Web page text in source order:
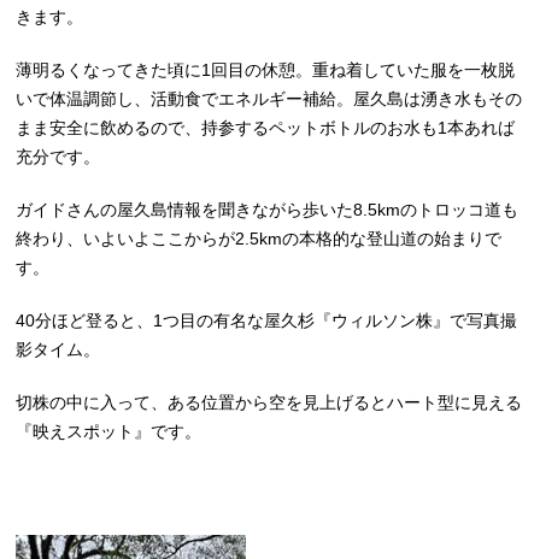
きます。
薄明るくなってきた頃に1回目の休憩。重ね着していた服を一枚脱
いで体温調節し、活動食でエネルギー補給。屋久島は湧き水もその
まま安全に飲めるので、持参するペットボトルのお水も1本あれば
充分です。
ガイドさんの屋久島情報を聞きながら歩いた8.5kmのトロッコ道も
終わり、いよいよここからが2.5kmの本格的な登山道の始まりで
す。
40分ほど登ると、1つ目の有名な屋久杉『ウィルソン株』で写真撮
影タイム。
切株の中に入って、ある位置から空を見上げるとハート型に見える
『映えスポット』です。